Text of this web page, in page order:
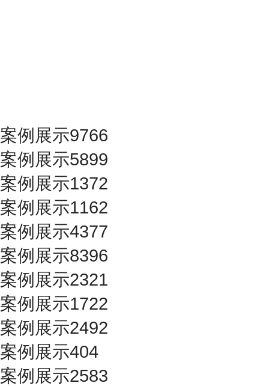
案例展示9766
案例展示5899
案例展示1372
案例展示1162
案例展示4377
案例展示8396
案例展示2321
案例展示1722
案例展示2492
案例展示404
案例展示2583